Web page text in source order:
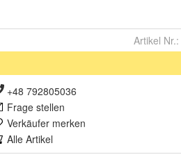
Artikel Nr.:
+48 792805036
Frage stellen
Verkäufer merken
Alle Artikel